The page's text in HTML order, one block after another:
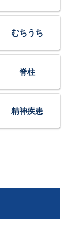
むちうち
脊柱
精神疾患